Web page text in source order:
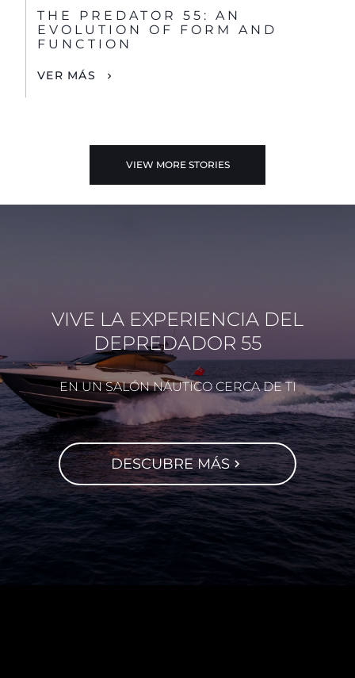
THE PREDATOR 55: AN
EVOLUTION OF FORM AND
FUNCTION
VER MÁS
VIEW MORE STORIES
VIVE LA EXPERIENCIA DEL
DEPREDADOR 55
EN UN SALÓN NÁUTICO CERCA DE TI
DESCUBRE MÁS